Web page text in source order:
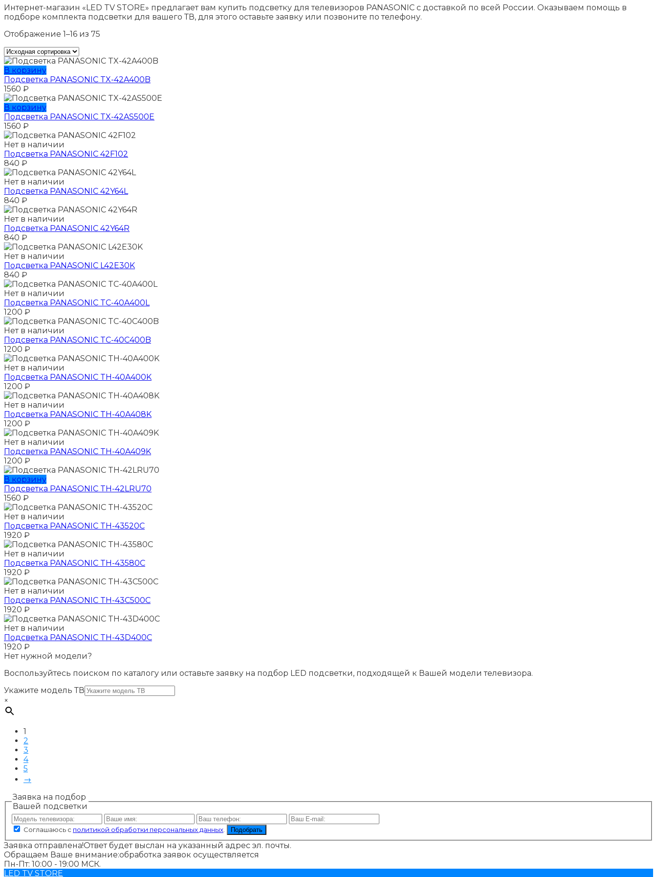
Интернет-магазин «LED TV STORE» предлагает вам купить подсветку для телевизоров PANASONIC c доставкой по всей России. Оказываем помощь в
подборе комплекта подсветки для вашего ТВ, для этого оставьте заявку или позвоните по телефону.
Отображение 1–16 из 75
В корзину
Подсветка PANASONIC TX-42A400B
1560 ₽
В корзину
Подсветка PANASONIC TX-42AS500E
1560 ₽
Нет в наличии
Подсветка PANASONIC 42F102
840 ₽
Нет в наличии
Подсветка PANASONIC 42Y64L
840 ₽
Нет в наличии
Подсветка PANASONIC 42Y64R
840 ₽
Нет в наличии
Подсветка PANASONIC L42E30K
840 ₽
Нет в наличии
Подсветка PANASONIC TC-40A400L
1200 ₽
Нет в наличии
Подсветка PANASONIC TC-40C400B
1200 ₽
Нет в наличии
Подсветка PANASONIC TH-40A400K
1200 ₽
Нет в наличии
Подсветка PANASONIC TH-40A408K
1200 ₽
Нет в наличии
Подсветка PANASONIC TH-40A409K
1200 ₽
В корзину
Подсветка PANASONIC TH-42LRU70
1560 ₽
Нет в наличии
Подсветка PANASONIC TH-43520C
1920 ₽
Нет в наличии
Подсветка PANASONIC TH-43580C
1920 ₽
Нет в наличии
Подсветка PANASONIC TH-43C500C
1920 ₽
Нет в наличии
Подсветка PANASONIC TH-43D400C
1920 ₽
Нет нужной модели?
Воспользуйтесь поиском по каталогу или оставьте заявку на подбор LED подсветки, подходящей к Вашей модели телевизора.
Укажите модель ТВ
×
1
2
3
4
5
→
Заявка на подбор
Вашей подсветки
Соглашаюсь с политикой обработки персональных данных Подобрать
Заявка отправлена!Ответ будет выслан на указанный адрес эл. почты.
Обращаем Ваше внимание:обработка заявок осуществляется
Пн-Пт: 10:00 - 19:00 МСК.
LED TV STORE